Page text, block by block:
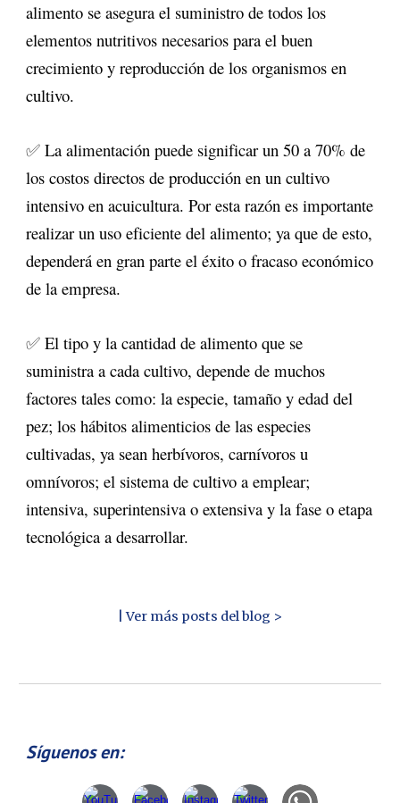
alimento se asegura el suministro de todos los
elementos nutritivos necesarios para el buen
crecimiento y reproducción de los organismos en
cultivo.
✅ La alimentación puede significar un 50 a 70% de
los costos directos de producción en un cultivo
intensivo en acuicultura. Por esta razón es importante
realizar un uso eficiente del alimento; ya que de esto,
dependerá en gran parte el éxito o fracaso económico
de la empresa.
✅ El tipo y la cantidad de alimento que se
suministra a cada cultivo, depende de muchos
factores tales como: la especie, tamaño y edad del
pez; los hábitos alimenticios de las especies
cultivadas, ya sean herbívoros, carnívoros u
omnívoros; el sistema de cultivo a emplear;
intensiva, superintensiva o extensiva y la fase o etapa
tecnológica a desarrollar.
| Ver más posts del blog >
Síguenos en: